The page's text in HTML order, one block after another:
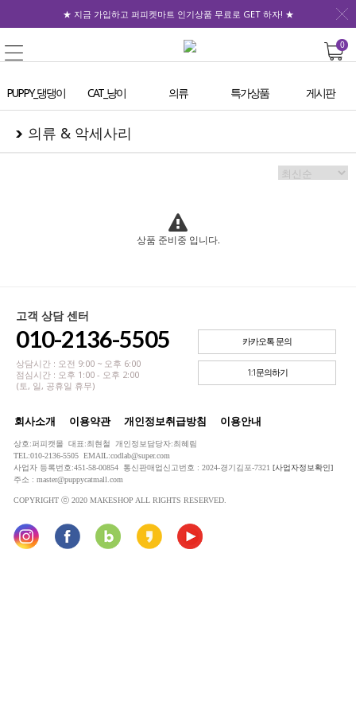
★ 지금 가입하고 퍼피켓마트 인기상품 무료로 GET 하자! ★
0
PUPPY_댕댕이 CAT_냥이 의류 특가상품 게시판
의류 & 악세사리
상품 준비중 입니다.
고객 상담 센터
010-2136-5505
상담시간 : 오전 9:00 ~ 오후 6:00
점심시간 : 오후 1:00 - 오후 2:00
(토, 일, 공휴일 휴무)
카카오톡 문의
1:1문의하기
회사소개 이용약관 개인정보취급방침 이용안내
상호:퍼피캣몰 대표:최현철 개인정보담당자:최혜림
TEL:010-2136-5505 EMAIL:codlab@super.com
사업자 등록번호:451-58-00854 통신판매업신고번호 : 2024-경기김포-7321 [사업자정보확인]
주소 : master@puppycatmall.com
COPYRIGHT ⓒ 2020 MAKESHOP ALL RIGHTS RESERVED.